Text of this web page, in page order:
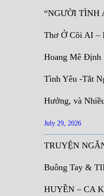
“NGƯỜI TÌNH
Thơ Ở Cõi AI –
Hoang Mê Định
Tình Yêu -Tắt
Hưởng, và
July 29, 2026
TRUYỆN
Buông Tay &
HUYỀN – CA